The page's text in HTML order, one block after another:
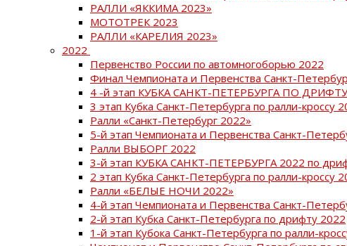
РАЛЛИ «ЯККИМА 2023»
МОТОТРЕК 2023
РАЛЛИ «КАРЕЛИЯ 2023»
2022
Первенство России по автомногоборью 2022
Финал Чемпионата и Первенства Санкт-
4 -й этап КУБКА САНКТ-ПЕТЕРБУРГА ПО
3 этап Кубка Санкт-Петербурга по ралли-кроссу
Ралли «Санкт-Петербург 2022»
5-й этап Чемпионата и Первенства Санкт-
Ралли ВЫБОРГ 2022
3-й этап КУБКА САНКТ-ПЕТЕРБУРГА 2022 по
2 этап Кубка Санкт-Петербурга по ралли-кроссу
Ралли «БЕЛЫЕ НОЧИ 2022»
4-й этап Чемпионата и Первенства Санкт-
2-й этап Кубка Санкт-Петербурга по дрифту 2022
1-й этап Кубока Санкт-Петербурга по ралли-